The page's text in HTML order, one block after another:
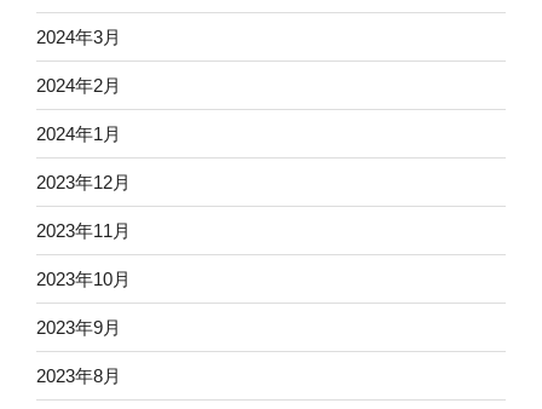
2024年3月
2024年2月
2024年1月
2023年12月
2023年11月
2023年10月
2023年9月
2023年8月